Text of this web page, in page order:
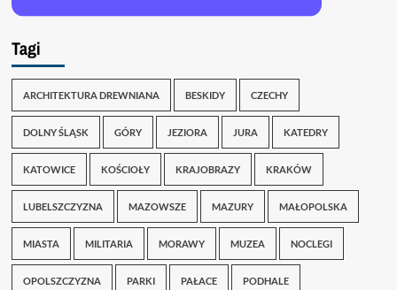
Tagi
ARCHITEKTURA DREWNIANA BESKIDY CZECHY
DOLNY ŚLĄSK GÓRY JEZIORA JURA KATEDRY
KATOWICE KOŚCIOŁY KRAJOBRAZY KRAKÓW
LUBELSZCZYZNA MAZOWSZE MAZURY MAŁOPOLSKA
MIASTA MILITARIA MORAWY MUZEA NOCLEGI
OPOLSZCZYZNA PARKI PAŁACE PODHALE